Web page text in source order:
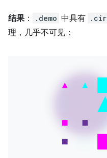
结果 ： .demo 中具有
理，几乎不可见：